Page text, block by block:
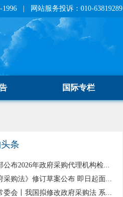
1996 | 网站服务投诉：010-63819289
国际专栏
条
公布2026年政府采购代理机构检...
采购法》修订草案公布 即日起面...
委会丨我国拟修改政府采购法 系...